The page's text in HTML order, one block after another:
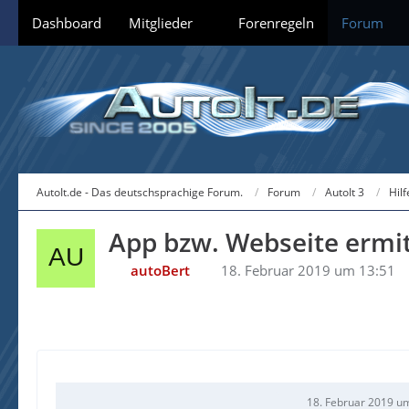
Dashboard Mitglieder Forenregeln Forum
AutoIt.de - Das deutschsprachige Forum. Forum AutoIt 3
App bzw. Webseite
autoBert 18. Februar 2019 um 13:51
18. Februar 2019